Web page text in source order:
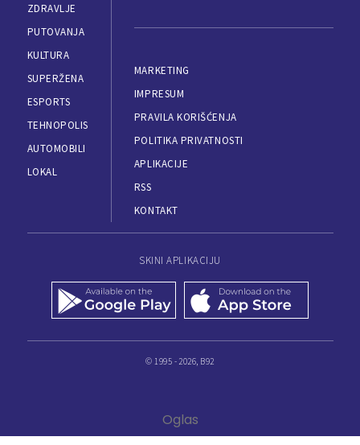
ZDRAVLJE
PUTOVANJA
KULTURA
SUPERŽENA
ESPORTS
TEHNOPOLIS
AUTOMOBILI
LOKAL
MARKETING
IMPRESUM
PRAVILA KORIŠĆENJA
POLITIKA PRIVATNOSTI
APLIKACIJE
RSS
KONTAKT
SKINI APLIKACIJU
© 1995 - 2026, B92